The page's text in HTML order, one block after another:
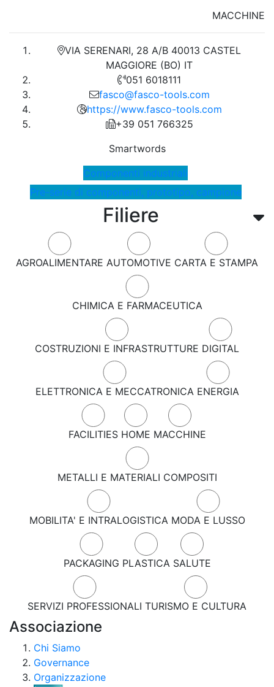
Filiere
AGROALIMENTARE AUTOMOTIVE CARTA E STAMPA
CHIMICA E FARMACEUTICA
COSTRUZIONI E INFRASTRUTTURE DIGITAL
ELETTRONICA E MECCATRONICA ENERGIA
FACILITIES HOME MACCHINE
METALLI E MATERIALI COMPOSITI
MOBILITA' E INTRALOGISTICA MODA E LUSSO
PACKAGING PLASTICA SALUTE
SERVIZI PROFESSIONALI TURISMO E CULTURA
MACCHINE
VIA SERENARI, 28 A/B 40013 CASTEL
MAGGIORE (BO) IT
051 6018111
fasco@fasco-tools.com
https://www.fasco-tools.com
+39 051 766325
Smartwords
Componenti industriali
Pre-serie di componenti, prototipo, campione
Associazione
Chi Siamo
Governance
Organizzazione